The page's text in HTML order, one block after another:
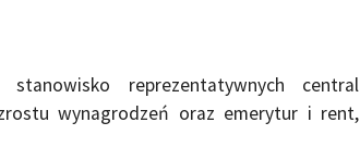
stanowisko reprezentatywnych central
wynagrodzeń oraz emerytur i rent,